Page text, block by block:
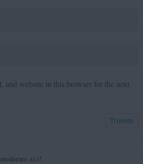
and website in this browser for the next
aici !